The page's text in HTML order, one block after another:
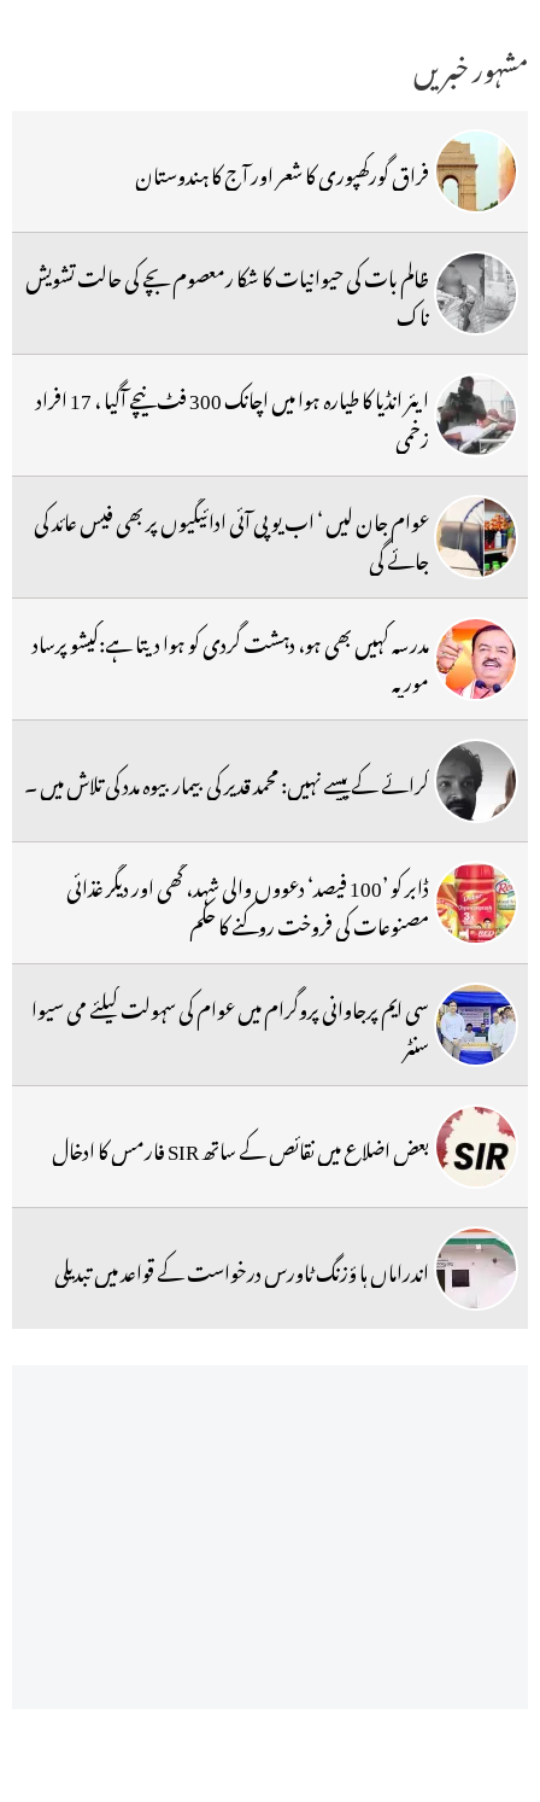
مشہور خبریں
فراق گورکھپوری کا شعر اور آج کا ہندوستان
ظالم بات کی حیوانیات کا شکا رمعصوم بچے کی حالت تشویش
ناک
ایئر انڈیا کا طیارہ ہوا میں اچانک 300 فٹ نیچے آگیا ، 17 افراد
زخمی
عوام جان لیں ‘ اب یو پی آئی ادائیگیوں پر بھی فیس عائد کی
جائے گی
مدرسہ کہیں بھی ہو، دہشت گردی کو ہوا دیتا ہے:کیشو پرساد
موریہ
کرائے کے پیسے نہیں: محمد قدیر کی بیمار بیوہ مدد کی تلاش میں ۔
ڈابر کو ’100 فیصد‘ دعووں والی شہد، گھی اور دیگر غذائی
مصنوعات کی فروخت روکنے کا حکم
سی ایم پرجاوانی پروگرام میں عوام کی سہولت کیلئے می سیوا
سنٹر
بعض اضلاع میں نقائص کے ساتھ SIR فارمس کا ادخال
اندراماں ہا ؤزنگ ٹاورس درخواست کے قواعد میں تبدیلی